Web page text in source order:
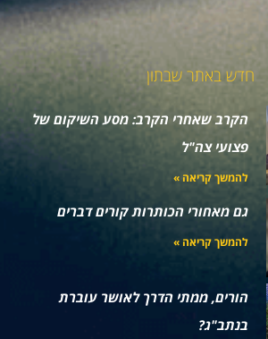
חדש באתר שבתון
הקרב שאחרי הקרב: מסע השיקום של
פצועי צה"ל
להמשך קריאה »
גם מאחורי הכותרות קורים דברים
להמשך קריאה »
הורים, ממתי הדרך לאושר עוברת
בנתב"ג?